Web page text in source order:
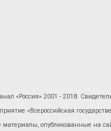
«Россия» 2001 - 2018.
«Всероссийская
опубликованные на